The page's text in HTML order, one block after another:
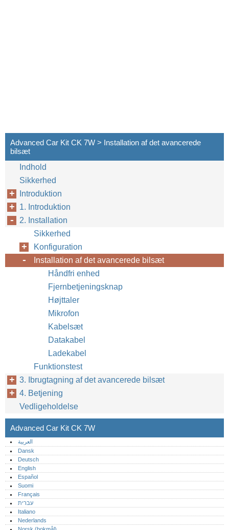
Advanced Car Kit CK 7W > Installation af det avancerede
bilsæt
Indhold
Sikkerhed
Introduktion
1. Introduktion
2. Installation
Sikkerhed
Konfiguration
Installation af det avancerede bilsæt
Håndfri enhed
Fjernbetjeningsknap
Højttaler
Mikrofon
Kabelsæt
Datakabel
Ladekabel
Funktionstest
3. Ibrugtagning af det avancerede bilsæt
4. Betjening
Vedligeholdelse
Advanced Car Kit CK 7W
العربية
Dansk
Deutsch
English
Español
Suomi
Français
עברית
Italiano
Nederlands